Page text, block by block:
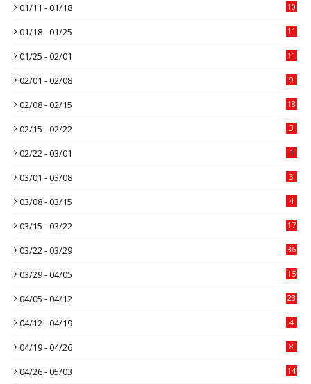
01/11 - 01/18 10
01/18 - 01/25 11
01/25 - 02/01 11
02/01 - 02/08 9
02/08 - 02/15 18
02/15 - 02/22 3
02/22 - 03/01 1
03/01 - 03/08 3
03/08 - 03/15 4
03/15 - 03/22 17
03/22 - 03/29 36
03/29 - 04/05 15
04/05 - 04/12 23
04/12 - 04/19 4
04/19 - 04/26 8
04/26 - 05/03 14